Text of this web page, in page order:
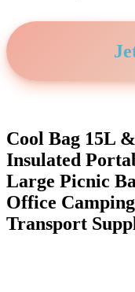
Cool Bag ⁢15L
Insulated
Large Picnic
Office
Transport